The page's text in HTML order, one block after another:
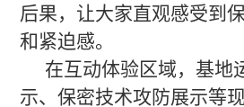
后果，让大家直观感受到
和紧迫感。
在互动体验区域，基地
示、保密技术攻防展示等